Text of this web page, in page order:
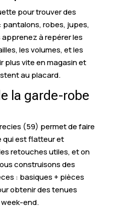
pour trouver des
robes, jupes,
à repérer les
les volumes, et les
plus vite en magasin et
au placard.
la garde-robe
(59) permet de faire
qui est flatteur et
retouches utiles, et on
construisons des
: basiques + pièces
obtenir des tenues
end.